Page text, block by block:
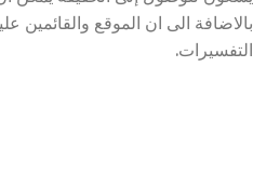
بالاضافة الى ان الموقع
التفسيرات.